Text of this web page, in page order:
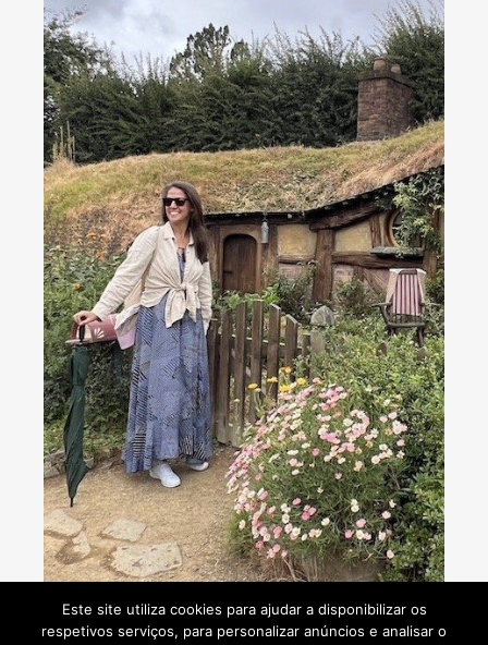
Consultoria de viagens - Agente de Viagens
Este site utiliza cookies para ajudar a disponibilizar os
respetivos serviços, para personalizar anúncios e analisar o